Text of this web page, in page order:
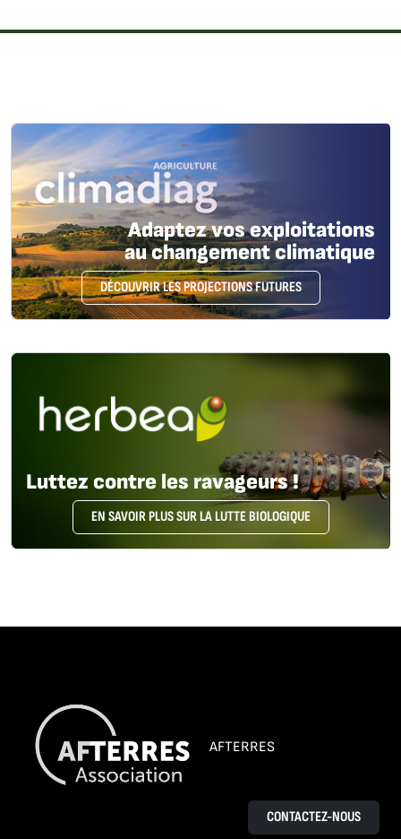
Adaptez vos exploitations
au changement climatique
DÉCOUVRIR LES PROJECTIONS FUTURES
Luttez contre les ravageurs !
EN SAVOIR PLUS SUR LA LUTTE BIOLOGIQUE
AFTERRES
CONTACTEZ-NOUS